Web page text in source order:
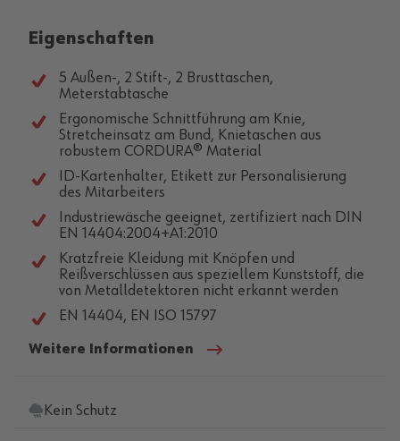
Eigenschaften
5 Außen-, 2 Stift-, 2 Brusttaschen,
Meterstabtasche
Ergonomische Schnittführung am Knie,
Stretcheinsatz am Bund, Knietaschen aus
robustem CORDURA® Material
ID-Kartenhalter, Etikett zur Personalisierung
des Mitarbeiters
Industriewäsche geeignet, zertifiziert nach DIN
EN 14404:2004+A1:2010
Kratzfreie Kleidung mit Knöpfen und
Reißverschlüssen aus speziellem Kunststoff, die
von Metalldetektoren nicht erkannt werden
EN 14404, EN ISO 15797
Weitere Informationen
Kein Schutz